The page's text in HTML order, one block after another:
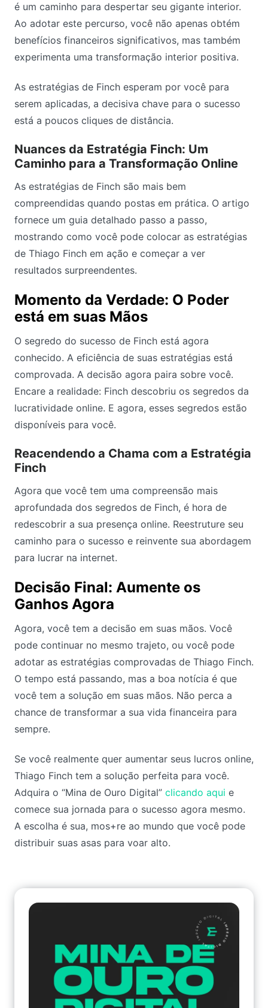
é um caminho para despertar seu gigante interior.
Ao adotar este percurso, você não apenas obtém
benefícios financeiros significativos, mas também
experimenta uma transformação interior positiva.
As estratégias de Finch esperam por você para
serem aplicadas, a decisiva chave para o sucesso
está a poucos cliques de distância.
Nuances da Estratégia Finch: Um
Caminho para a Transformação Online
As estratégias de Finch são mais bem
compreendidas quando postas em prática. O artigo
fornece um guia detalhado passo a passo,
mostrando como você pode colocar as estratégias
de Thiago Finch em ação e começar a ver
resultados surpreendentes.
Momento da Verdade: O Poder
está em suas Mãos
O segredo do sucesso de Finch está agora
conhecido. A eficiência de suas estratégias está
comprovada. A decisão agora paira sobre você.
Encare a realidade: Finch descobriu os segredos da
lucratividade online. E agora, esses segredos estão
disponíveis para você.
Reacendendo a Chama com a Estratégia
Finch
Agora que você tem uma compreensão mais
aprofundada dos segredos de Finch, é hora de
redescobrir a sua presença online. Reestruture seu
caminho para o sucesso e reinvente sua abordagem
para lucrar na internet.
Decisão Final: Aumente os
Ganhos Agora
Agora, você tem a decisão em suas mãos. Você
pode continuar no mesmo trajeto, ou você pode
adotar as estratégias comprovadas de Thiago Finch.
O tempo está passando, mas a boa notícia é que
você tem a solução em suas mãos. Não perca a
chance de transformar a sua vida financeira para
sempre.
Se você realmente quer aumentar seus lucros online,
Thiago Finch tem a solução perfeita para você.
Adquira o “Mina de Ouro Digital” clicando aqui e
comece sua jornada para o sucesso agora mesmo.
A escolha é sua, mos+re ao mundo que você pode
distribuir suas asas para voar alto.